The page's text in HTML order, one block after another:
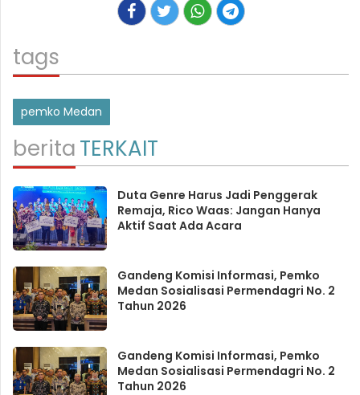
tags
pemko Medan
beritaTERKAIT
Duta Genre Harus Jadi Penggerak
Remaja, Rico Waas: Jangan Hanya
Aktif Saat Ada Acara
Gandeng Komisi Informasi, Pemko
Medan Sosialisasi Permendagri No. 2
Tahun 2026
Gandeng Komisi Informasi, Pemko
Medan Sosialisasi Permendagri No. 2
Tahun 2026